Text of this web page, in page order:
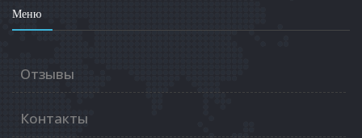
Меню
Отзывы
Контакты